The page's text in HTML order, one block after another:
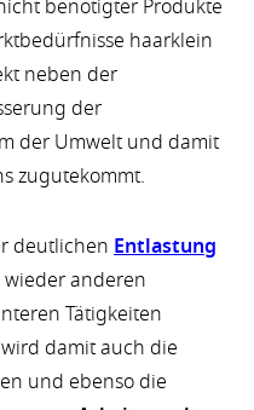
benötigter Produkte
haarklein
neben der
der
der Umwelt und damit
zugutekommt.
deutlichen Entlastung
anderen
Tätigkeiten
damit auch die
und ebenso die